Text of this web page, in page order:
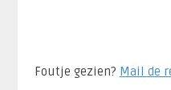
Foutje gezien? Mail de